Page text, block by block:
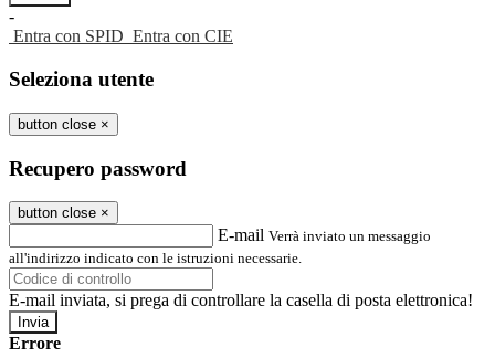
-
Entra con SPID Entra con CIE
Seleziona utente
button close ×
Recupero password
button close ×
E-mail Verrà inviato un messaggio
all'indirizzo indicato con le istruzioni necessarie.
E-mail inviata, si prega di controllare la casella di posta elettronica!
Errore